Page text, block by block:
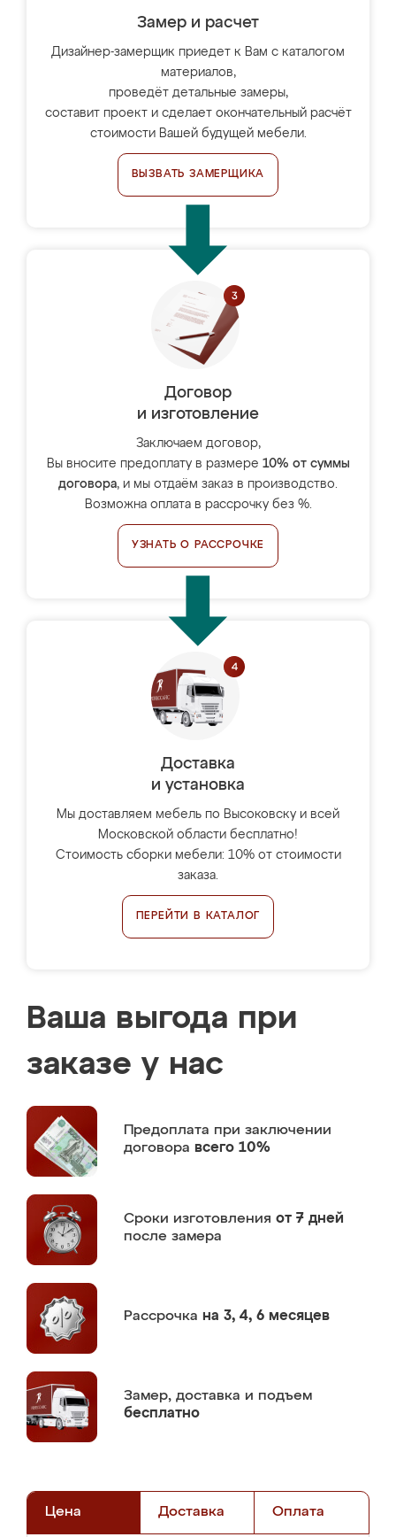
Замер и расчет
Дизайнер-замерщик приедет к Вам с каталогом
материалов,
проведёт детальные замеры,
составит проект и сделает окончательный расчёт
стоимости Вашей будущей мебели.
ВЫЗВАТЬ ЗАМЕРЩИКА
Договор
и изготовление
Заключаем договор,
Вы вносите предоплату в размере 10% от суммы
договора, и мы отдаём заказ в производство.
Возможна оплата в рассрочку без %.
УЗНАТЬ О РАССРОЧКЕ
Доставка
и установка
Мы доставляем мебель по Высоковску и всей
Московской области бесплатно!
Стоимость сборки мебели: 10% от стоимости
заказа.
ПЕРЕЙТИ В КАТАЛОГ
Ваша выгода при
заказе у нас
Предоплата при заключении
договора всего 10%
Сроки изготовления от 7 дней
после замера
Рассрочка на 3, 4, 6 месяцев
Замер, доставка и подъем
бесплатно
Цена Доставка Оплата